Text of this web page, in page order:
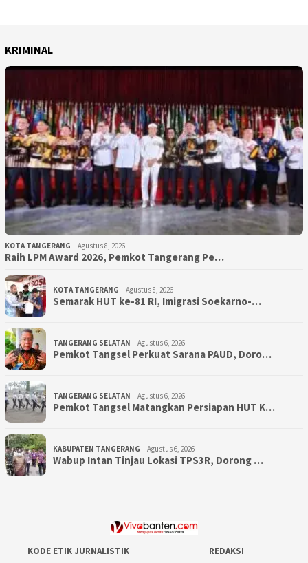
KRIMINAL
KOTA TANGERANG Agustus 8, 2026
Raih LPM Award 2026, Pemkot Tangerang Pe…
KOTA TANGERANG Agustus 8, 2026
Semarak HUT ke-81 RI, Imigrasi Soekarno-…
TANGERANG SELATAN Agustus 6, 2026
Pemkot Tangsel Perkuat Sarana PAUD, Doro…
TANGERANG SELATAN Agustus 6, 2026
Pemkot Tangsel Matangkan Persiapan HUT K…
KABUPATEN TANGERANG Agustus 6, 2026
Wabup Intan Tinjau Lokasi TPS3R, Dorong …
KODE ETIK JURNALISTIK REDAKSI